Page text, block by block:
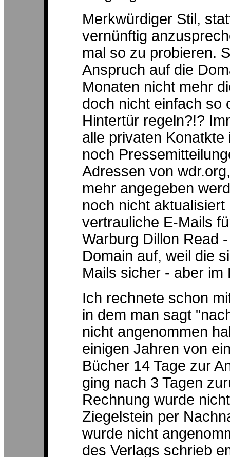
Merkwürdiger Stil,
vernünftig
mal so zu probieren.
Anspruch auf die
Monaten nicht mehr
doch nicht einfach so
Hintertür regeln?!?
alle privaten
noch
Adressen von
mehr angegeben
noch nicht
vertrauliche E-Mails
Warburg Dillon Read
Domain auf, weil die
Mails sicher - aber im
Ich rechnete schon
in dem man sagt
nicht angenommen
einigen Jahren von
Bücher 14 Tage zur
ging nach 3 Tagen
Rechnung wurde
Ziegelstein per
wurde nicht
des Verlags schrieb